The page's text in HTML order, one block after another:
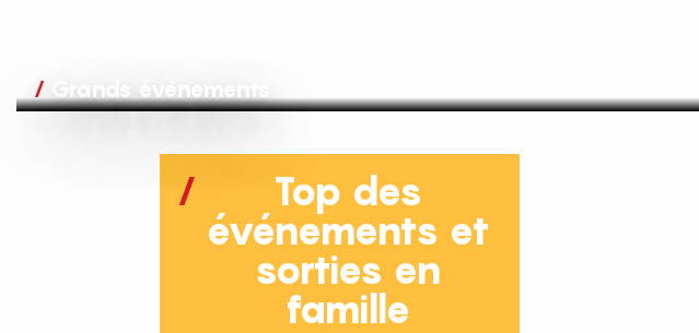
Grands événements
Top des
événements et
sorties en
famille